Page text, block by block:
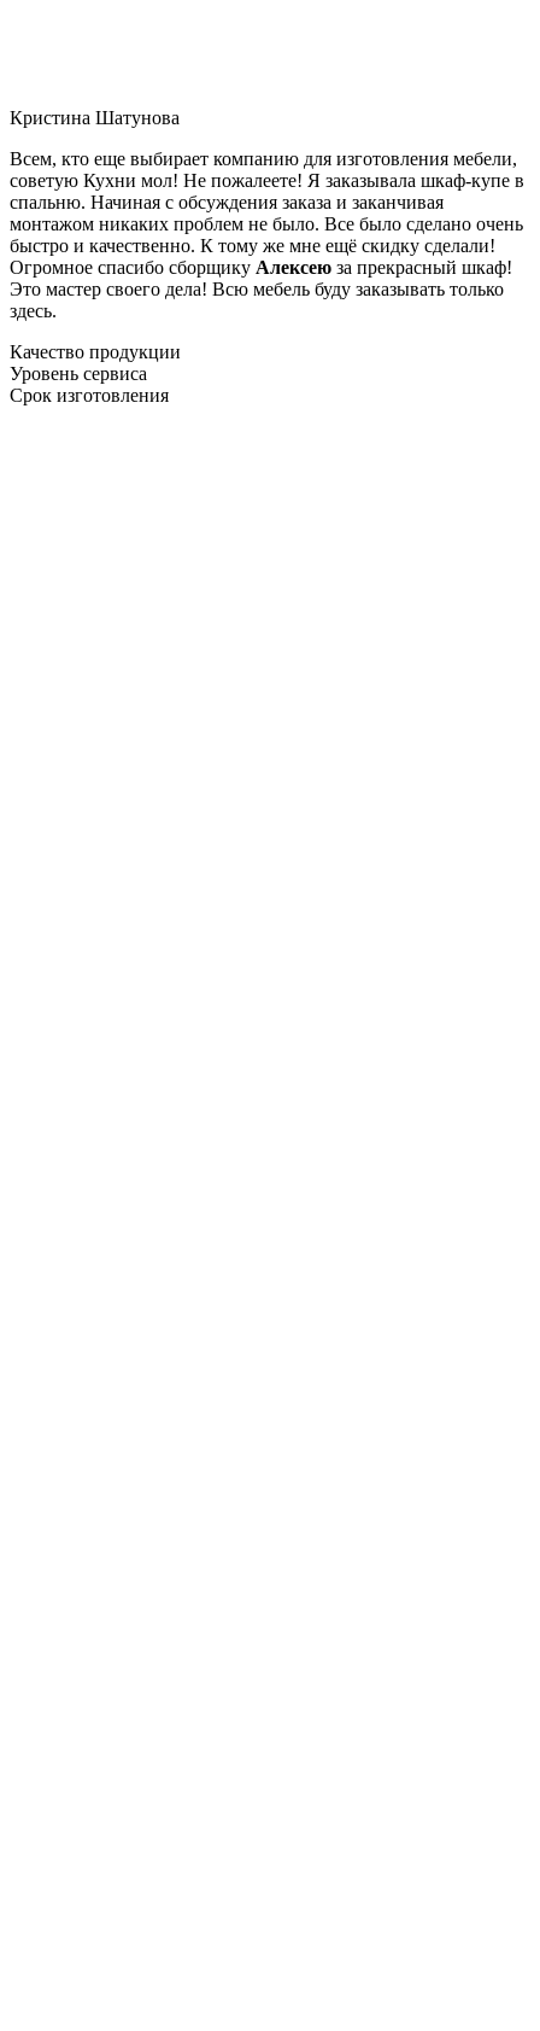
Кристина Шатунова
Всем, кто еще выбирает компанию для изготовления мебели,
советую Кухни мол! Не пожалеете! Я заказывала шкаф-купе в
спальню. Начиная с обсуждения заказа и заканчивая
монтажом никаких проблем не было. Все было сделано очень
быстро и качественно. К тому же мне ещё скидку сделали!
Огромное спасибо сборщику Алексею за прекрасный шкаф!
Это мастер своего дела! Всю мебель буду заказывать только
здесь.
Качество продукции
Уровень сервиса
Срок изготовления